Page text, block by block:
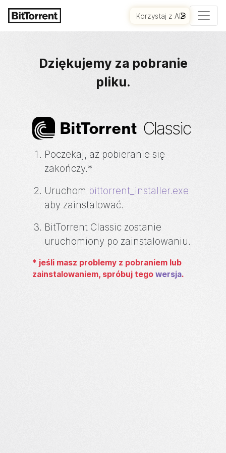
ROZPOCZNIJ
Korzystaj z AI
Dziękujemy za pobranie
pliku.
BitTorrent Classic
Poczekaj, aż pobieranie się
zakończy.*
Uruchom bittorrent_installer.exe
aby zainstalować.
BitTorrent Classic zostanie
uruchomiony po zainstalowaniu.
* jeśli masz problemy z pobraniem lub
zainstalowaniem, spróbuj tego wersja.